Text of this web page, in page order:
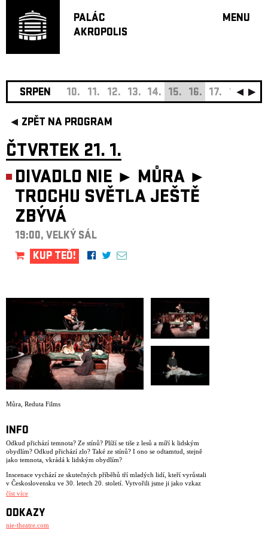
PALÁC
AKROPOLIS
MENU
JAZZ
SRPEN 10. 11. 12. 13. 14. 15. 16. 17. 18. 19.
ZPĚT NA PROGRAM
ČTVRTEK 21. 1.
DIVADLO NIE ► MŮRA ►
TROCHU SVĚTLA JEŠTĚ
ZBÝVÁ
19:00, VELKÝ SÁL
KUP TEĎ!
Můra Reduta Films
INFO
Odkud přichází temnota? Ze stínů? Plíží se tiše z lesů a míří k lidským
obydlím? Odkud přichází zlo? Také ze stínů? I ono se odtamtud, stejně
jako temnota, vkrádá k lidským obydlím?
Inscenace vychází ze skutečných příběhů tří mladých lidí, kteří vyrůstali
v Československu ve 30. letech 20. století. Vytvořili jsme ji jako vzkaz
pro nás všechny, kteří jsme 25 let pracovali, žili a dýchali v divadelním
V době premiéry naší první inscenace, v srpnu 2001, nebyli ještě někteří
ze současných členů souboru na světě. Inscenace se jmenovala Dlouhá
číst více
ODKAZY
nie-theatre.com